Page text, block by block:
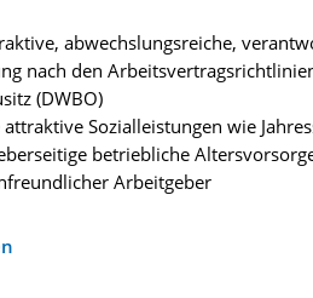
abwechslungsreiche,
nach den
(DWBO)
Sozialleistungen wie
betriebliche
Arbeitgeber